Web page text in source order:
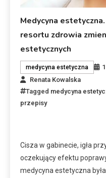
Medycyna
resortu zdrowia
estetycznych
medycyna estetyczna
Renata Kowalska
Tagged medycyna
przepisy
Cisza w gabinecie, igła
oczekujący efektu
medycyna estetyczna